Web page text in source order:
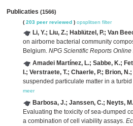
Publicaties (1566)
( 203 peer reviewed ) opsplitsen filter
Li, Y.; Liu, Z.; Hablützel, P.; Van
on airborne bacterial community
Belgium. NPG Scientific Reports Online
Amadei Martínez, L.; Sabbe, K.;
I.; Verstraete, T.; Chaerle, P.; Brion,
suspended particulate matter in a turbid
meer
Barbosa, J.; Janssen, C.; Neyts,
Evaluating the toxicity of sea-dumped
a combination of cell viability assays.